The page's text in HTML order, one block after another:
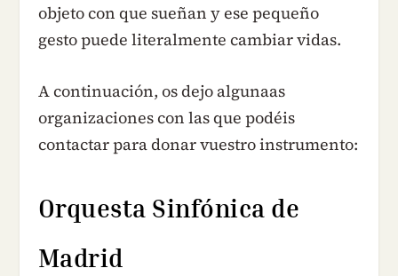
objeto con que sueñan y ese pequeño
gesto puede literalmente cambiar vidas.
A continuación, os dejo algunaas
organizaciones con las que podéis
contactar para donar vuestro instrumento:
Orquesta Sinfónica de
Madrid